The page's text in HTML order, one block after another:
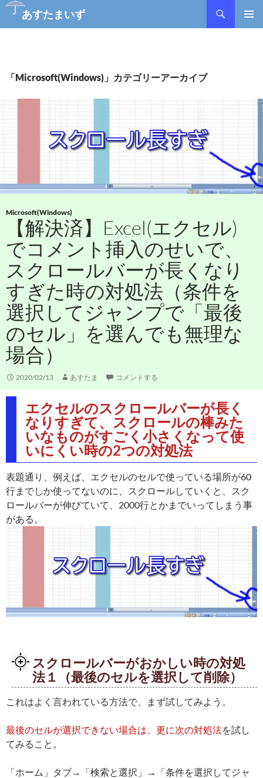
あすたまいず
ツ「Microsoft(Windows)」カテゴリーアーカイブ
Microsoft(Windows)
【解決済】Excel(エクセル)
でコメント挿入のせいで、
スクロールバーが長くなり
すぎた時の対処法（条件を
選択してジャンプで「最後
のセル」を選んでも無理な
場合）
2020/02/13 あすたま コメントする
エクセルのスクロールバーが長く
なりすぎて、スクロールの棒みた
いなものがすごく小さくなって使
いにくい時の2つの対処法
表題通り、例えば、エクセルのセルで使っている場所が60
行までしか使ってないのに、スクロールしていくと、スク
ロールバーが伸びていて、2000行とかまでいってしまう事
がある。
スクロールバーがおかしい時の対処
法１（最後のセルを選択して削除）
これはよく言われている方法で、まず試してみよう。
最後のセルが選択できない場合は、更に次の対処法を試し
てみること。
「ホーム」タブ→「検索と選択」→「条件を選択してジャ